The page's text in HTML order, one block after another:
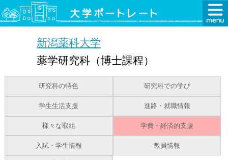
新潟薬科大学
薬学研究科（博士課程）
研究科の特色 研究科での学び
学生生活支援 進路・就職情報
様々な取組 学費・経済的支援
入試・学生情報 教員情報